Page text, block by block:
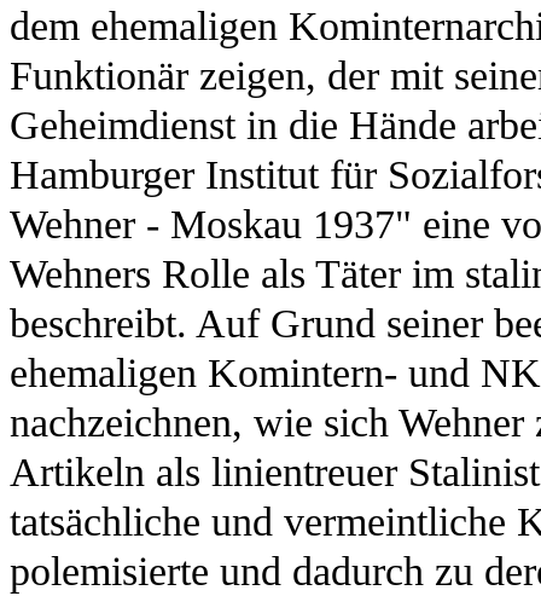
dem ehemaligen
Funktionär zeigen, der mit
Geheimdienst in die Hände
Hamburger Institut für
Wehner - Moskau 1937" eine
Wehners Rolle als Täter im
beschreibt. Auf Grund seiner
ehemaligen Komintern- und
nachzeichnen, wie sich
Artikeln als linientreuer
tatsächliche und
polemisierte und dadurch zu